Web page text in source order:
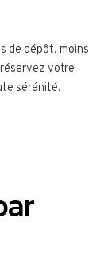
de dépôt, moins
votre
sérénité.